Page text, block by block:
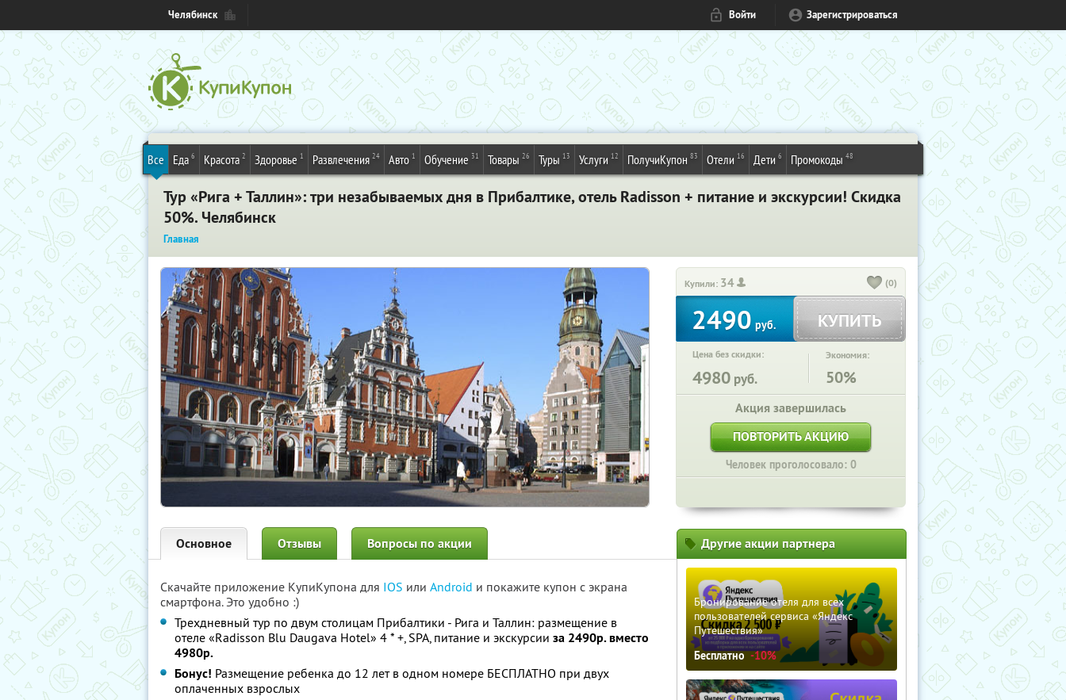
Челябинск Войти Зарегистрироваться
Все Еда 6 Красота 2 Здоровье 1 Развлечения 24 Авто 1 Обучение 31 Товары 26 Туры 13 Услуги 12 ПолучиКупон 83 Отели 16 Дети 6 Промокоды 48
Тур «Рига + Таллин»: три незабываемых дня в Прибалтике, отель Radisson + питание и экскурсии! Скидка
50%. Челябинск
Главная
Купили: 34 (0)
2490руб. КУПИТЬ
Цена без скидки:
4980 руб.
Экономия:
50%
Акция завершилась
ПОВТОРИТЬ АКЦИЮ
Человек проголосовало: 0
Основное Отзывы Вопросы по акции
Скачайте приложение КупиКупона для IOS или Android и покажите купон с экрана
смартфона. Это удобно :)
Трехдневный тур по двум столицам Прибалтики - Рига и Таллин: размещение в
отеле «Radisson Blu Daugava Hotel» 4 * +, SPA, питание и экскурсии за 2490р. вместо
4980р.
Бонус! Размещение ребенка до 12 лет в одном номере БЕСПЛАТНО при двух
оплаченных взрослых
Другие акции партнера
Бронирование отеля для всех
пользователей сервиса «Яндекс
Путешествия»
Бесплатно -10%